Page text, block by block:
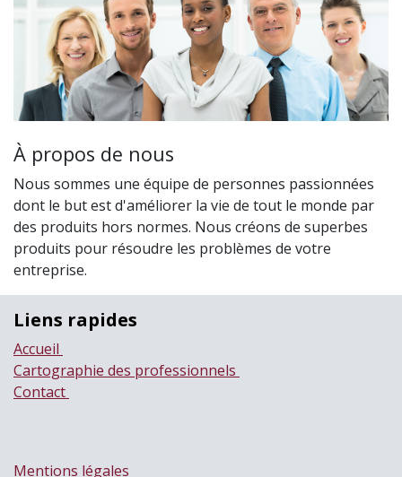
À propos de nous
Nous sommes une équipe de personnes passionnées
dont le but est d'améliorer la vie de tout le monde par
des produits hors normes. Nous créons de superbes
produits pour résoudre les problèmes de votre
entreprise.
Liens rapides
Accueil
Cartographie des professionnels
Contact
Mentions légales